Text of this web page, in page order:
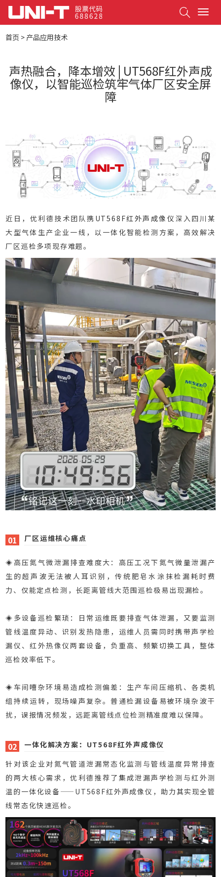
T
o
n
a
v
o
n
首页 > 产品应用技术
声热融合，降本增效 | UT568F红外声成
像仪，以智能巡检筑牢气体厂区安全屏
障
近日，优利德技术团队携 UT568F红外声成像仪 深入四川某
大型气体生产企业一线，以一体化智能检测方案，高效解决
厂区巡检多项现存难题。
01 厂区运维核心痛点
◈高压氮气微泄漏排查难度大： 高压工况下氮气微量泄漏产
生的超声波无法被人耳识别，传统肥皂水涂抹检漏耗时费
力、仅能定点检测，长距离管线大范围巡检极易出现漏检。
◈多设备巡检繁琐：
日常运维既要排查气体泄漏，又要监测
管线温度异动、识别发热隐患，运维人员需同时携带声学检
漏仪、红外热像仪两套设备，负重高、频繁切换工具，整体
巡检效率低下。
◈车间嘈杂环境易造成检测偏差： 生产车间压缩机、各类机
组持续运转，现场噪声复杂。普通检漏设备易被环境杂波干
扰，误报情况频发，远距离管线点位检测精准度难以保障。
02
一体化解决方案：UT568F红外声成像仪
针对该企业对氮气管道泄漏常态化监测与管线温度异常排查
的两大核心需求，优利德推荐了集成泄漏声学检测与红外测
温的一体化设备——UT568F红外声成像仪，助力其实现全管
线常态化快速巡检。